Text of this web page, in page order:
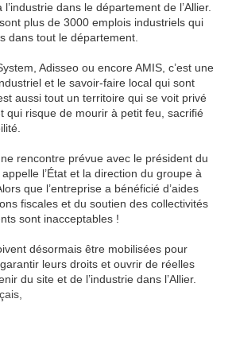
dans le département de l’Allier.
plus de 3000 emplois industriels qui
dans tout le département.
Adisseo ou encore AMIS, c’est une
et le savoir-faire local qui sont
aussi tout un territoire qui se voit privé
qui risque de mourir à petit feu, sacrifié
rencontre prévue avec le président du
l’État et la direction du groupe à
que l’entreprise a bénéficié d’aides
fiscales et du soutien des collectivités
sont inacceptables !
désormais être mobilisées pour
leurs droits et ouvrir de réelles
du site et de l’industrie dans l’Allier.